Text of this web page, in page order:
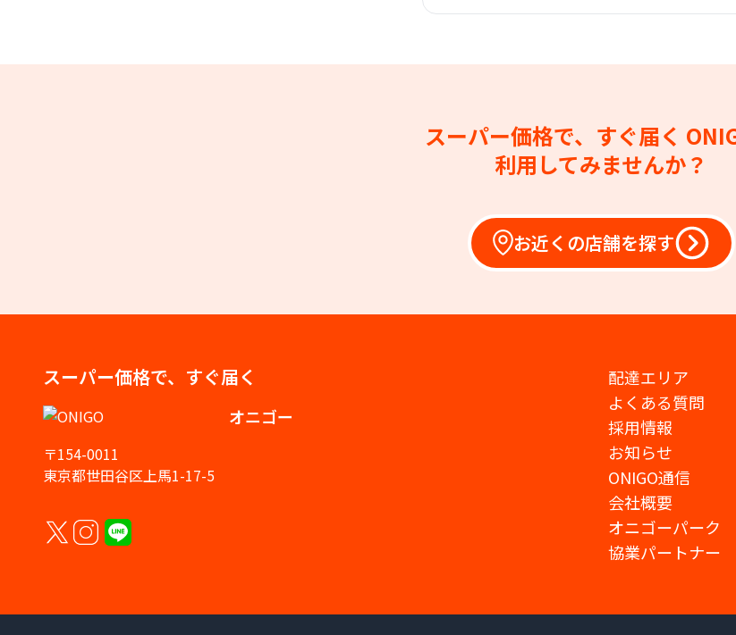
スーパー価格で、すぐ届く
利用してみませんか？
お近くの店舗を探す
スーパー価格で、すぐ届く
オニゴー
〒154-0011
東京都世田谷区上馬1-17-5
配達エリア
よくある質問
採用情報
お知らせ
ONIGO通信
会社概要
オニゴーパーク
協業パートナー